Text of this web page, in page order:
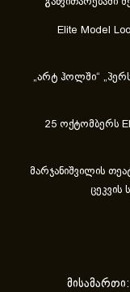
განვითარებაში
Elite Model
„არტ ჰოლში“
25 ოქტომბერს
მარჯანიშვილის
ცეკვის